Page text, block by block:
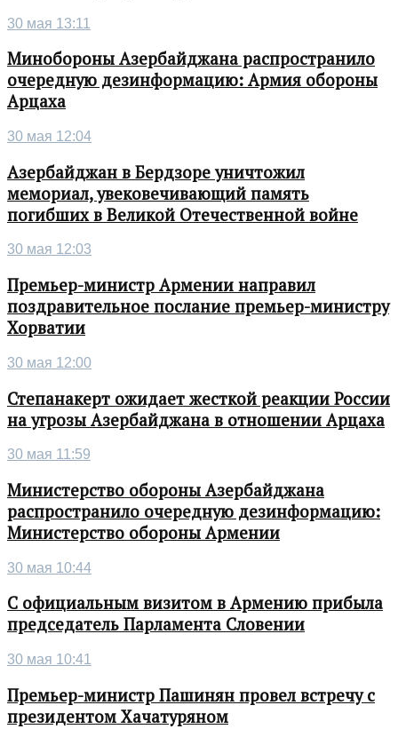
30 мая 13:11
Минобороны Азербайджана распространило
очередную дезинформацию: Армия обороны
Арцаха
30 мая 12:04
Азербайджан в Бердзоре уничтожил
мемориал, увековечивающий память
погибших в Великой Отечественной войне
30 мая 12:03
Премьер-министр Армении направил
поздравительное послание премьер-министру
Хорватии
30 мая 12:00
Степанакерт ожидает жесткой реакции России
на угрозы Азербайджана в отношении Арцаха
30 мая 11:59
Министерство обороны Азербайджана
распространило очередную дезинформацию:
Министерство обороны Армении
30 мая 10:44
С официальным визитом в Армению прибыла
председатель Парламента Словении
30 мая 10:41
Премьер-министр Пашинян провел встречу с
президентом Хачатуряном